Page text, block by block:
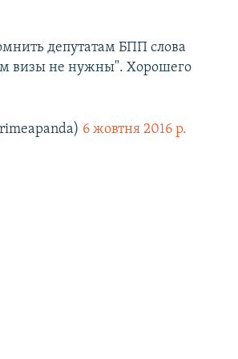
депутатам БПП слова
визы не нужны". Хорошего
6 жовтня 2016 р.